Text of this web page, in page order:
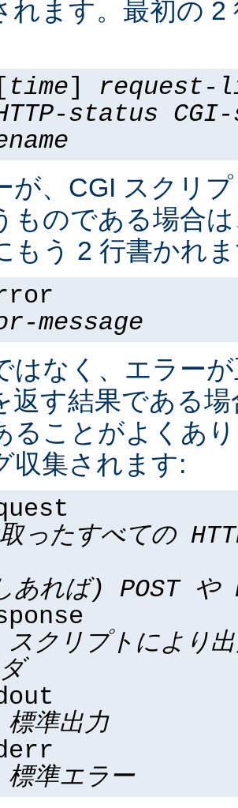
れます。最初の 2
time] request-
status
が、CGI スクリ
ものである場合
もう 2 行書かれ
message
はなく、エラー
返す結果である
ることがよくあ
収集されます:
ったすべての
あれば) POST や
クリプトにより
準出力
準エラー